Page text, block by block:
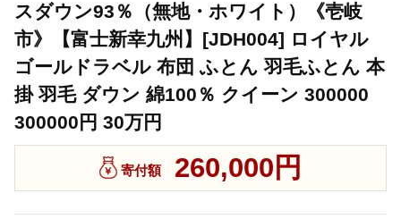
スダウン93％（無地・ホワイト）《壱岐
市》【富士新幸九州】[JDH004] ロイヤル
ゴールドラベル 布団 ふとん 羽毛ふとん 本
掛 羽毛 ダウン 綿100％ クイーン 300000
300000円 30万円
寄付額 260,000円